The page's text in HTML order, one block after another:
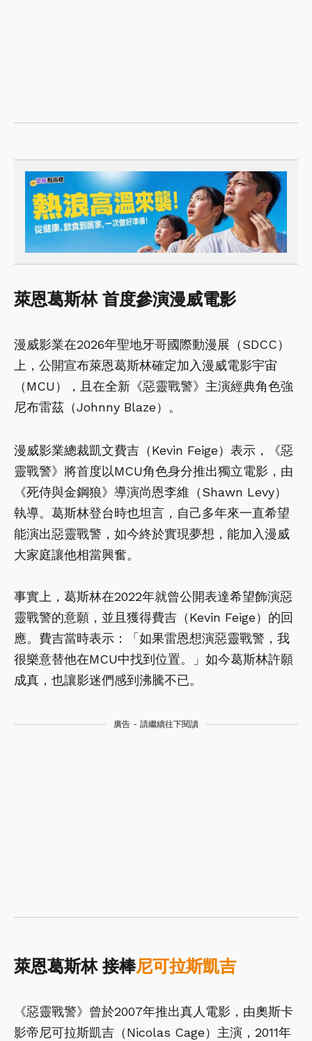
萊恩葛斯林 首度參演漫威電影
漫威影業在2026年聖地牙哥國際動漫展（SDCC）
上，公開宣布萊恩葛斯林確定加入漫威電影宇宙
（MCU），且在全新《惡靈戰警》主演經典角色強
尼布雷茲（Johnny Blaze）。
漫威影業總裁凱文費吉（Kevin Feige）表示，《惡
靈戰警》將首度以MCU角色身分推出獨立電影，由
《死侍與金鋼狼》導演尚恩李維（Shawn Levy）
執導。葛斯林登台時也坦言，自己多年來一直希望
能演出惡靈戰警，如今終於實現夢想，能加入漫威
大家庭讓他相當興奮。
事實上，葛斯林在2022年就曾公開表達希望飾演惡
靈戰警的意願，並且獲得費吉（Kevin Feige）的回
應。費吉當時表示：「如果雷恩想演惡靈戰警，我
很樂意替他在MCU中找到位置。」如今葛斯林許願
成真，也讓影迷們感到沸騰不已。
廣告 - 請繼續往下閱讀
萊恩葛斯林 接棒尼可拉斯凱吉
《惡靈戰警》曾於2007年推出真人電影，由奧斯卡
影帝尼可拉斯凱吉（Nicolas Cage）主演，2011年